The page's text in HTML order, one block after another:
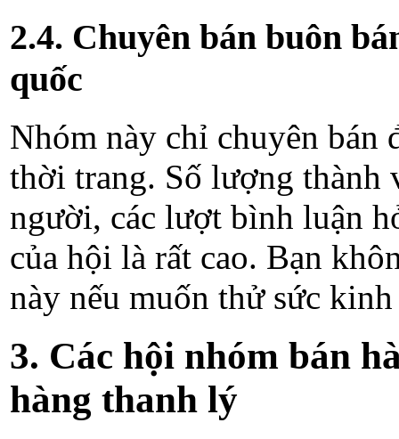
2.4. Chuyên bán buôn
quốc
Nhóm này chỉ chuyên bán
thời trang. Số lượng thành
người, các lượt bình luận
của hội là rất cao. Bạn
này nếu muốn thử sức
3. Các hội nhóm bán
hàng thanh lý